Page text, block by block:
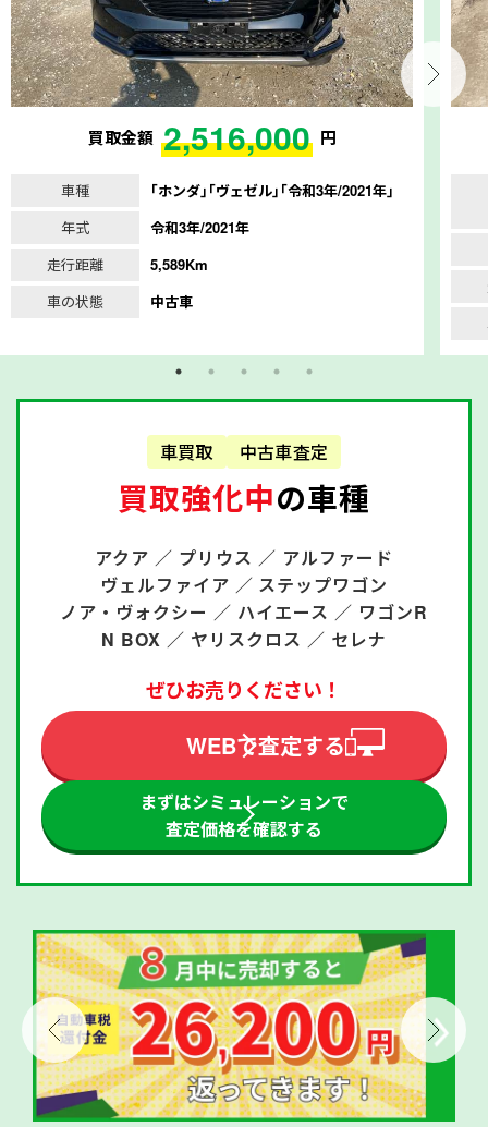
買取金額 2,516,000 円
車種
｢ホンダ｣｢ヴェゼル｣｢令和3年/2021年｣
年式
令和3年/2021年
走行距離
5,589Km
車の状態
中古車
車買取 中古車査定
買取強化中の車種
アクア ／ プリウス ／ アルファード
ヴェルファイア ／ ステップワゴン
ノア・ヴォクシー ／ ハイエース ／ ワゴンR
N BOX ／ ヤリスクロス ／ セレナ
ぜひお売りください！
WEBで査定する
まずはシミュレーションで
査定価格を確認する